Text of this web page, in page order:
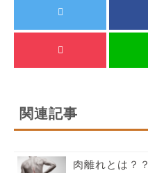
関連記事
肉離れとは？？